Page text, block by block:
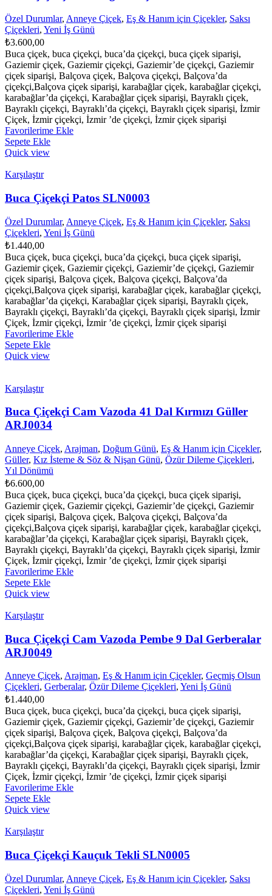
Özel Durumlar, Anneye Çiçek, Eş & Hanım için Çiçekler, Saksı
Çiçekleri, Yeni İş Günü
₺3.600,00
Buca çiçek, buca çiçekçi, buca’da çiçekçi, buca çiçek siparişi,
Gaziemir çiçek, Gaziemir çiçekçi, Gaziemir’de çiçekçi, Gaziemir
çiçek siparişi, Balçova çiçek, Balçova çiçekçi, Balçova’da
çiçekçi,Balçova çiçek siparişi, karabağlar çiçek, karabağlar çiçekçi,
karabağlar’da çiçekçi, Karabağlar çiçek siparişi, Bayraklı çiçek,
Bayraklı çiçekçi, Bayraklı’da çiçekçi, Bayraklı çiçek siparişi, İzmir
Çiçek, İzmir çiçekçi, İzmir ’de çiçekçi, İzmir çiçek siparişi
Favorilerime Ekle
Sepete Ekle
Quick view
Karşılaştır
Buca Çiçekçi Patos SLN0003
Özel Durumlar, Anneye Çiçek, Eş & Hanım için Çiçekler, Saksı
Çiçekleri, Yeni İş Günü
₺1.440,00
Buca çiçek, buca çiçekçi, buca’da çiçekçi, buca çiçek siparişi,
Gaziemir çiçek, Gaziemir çiçekçi, Gaziemir’de çiçekçi, Gaziemir
çiçek siparişi, Balçova çiçek, Balçova çiçekçi, Balçova’da
çiçekçi,Balçova çiçek siparişi, karabağlar çiçek, karabağlar çiçekçi,
karabağlar’da çiçekçi, Karabağlar çiçek siparişi, Bayraklı çiçek,
Bayraklı çiçekçi, Bayraklı’da çiçekçi, Bayraklı çiçek siparişi, İzmir
Çiçek, İzmir çiçekçi, İzmir ’de çiçekçi, İzmir çiçek siparişi
Favorilerime Ekle
Sepete Ekle
Quick view
Karşılaştır
Buca Çiçekçi Cam Vazoda 41 Dal Kırmızı Güller
ARJ0034
Anneye Çiçek, Arajman, Doğum Günü, Eş & Hanım için Çiçekler,
Güller, Kız İsteme & Söz & Nişan Günü, Özür Dileme Çiçekleri,
Yıl Dönümü
₺6.600,00
Buca çiçek, buca çiçekçi, buca’da çiçekçi, buca çiçek siparişi,
Gaziemir çiçek, Gaziemir çiçekçi, Gaziemir’de çiçekçi, Gaziemir
çiçek siparişi, Balçova çiçek, Balçova çiçekçi, Balçova’da
çiçekçi,Balçova çiçek siparişi, karabağlar çiçek, karabağlar çiçekçi,
karabağlar’da çiçekçi, Karabağlar çiçek siparişi, Bayraklı çiçek,
Bayraklı çiçekçi, Bayraklı’da çiçekçi, Bayraklı çiçek siparişi, İzmir
Çiçek, İzmir çiçekçi, İzmir ’de çiçekçi, İzmir çiçek siparişi
Favorilerime Ekle
Sepete Ekle
Quick view
Karşılaştır
Buca Çiçekçi Cam Vazoda Pembe 9 Dal Gerberalar
ARJ0049
Anneye Çiçek, Arajman, Eş & Hanım için Çiçekler, Geçmiş Olsun
Çiçekleri, Gerberalar, Özür Dileme Çiçekleri, Yeni İş Günü
₺1.440,00
Buca çiçek, buca çiçekçi, buca’da çiçekçi, buca çiçek siparişi,
Gaziemir çiçek, Gaziemir çiçekçi, Gaziemir’de çiçekçi, Gaziemir
çiçek siparişi, Balçova çiçek, Balçova çiçekçi, Balçova’da
çiçekçi,Balçova çiçek siparişi, karabağlar çiçek, karabağlar çiçekçi,
karabağlar’da çiçekçi, Karabağlar çiçek siparişi, Bayraklı çiçek,
Bayraklı çiçekçi, Bayraklı’da çiçekçi, Bayraklı çiçek siparişi, İzmir
Çiçek, İzmir çiçekçi, İzmir ’de çiçekçi, İzmir çiçek siparişi
Favorilerime Ekle
Sepete Ekle
Quick view
Karşılaştır
Buca Çiçekçi Kauçuk Tekli SLN0005
Özel Durumlar, Anneye Çiçek, Eş & Hanım için Çiçekler, Saksı
Çiçekleri, Yeni İş Günü